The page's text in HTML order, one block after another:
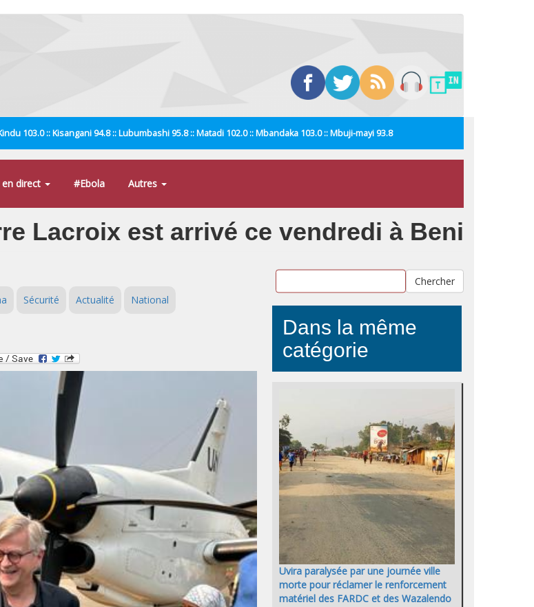
103.0 :: Kisangani 94.8 :: Lubumbashi 95.8 :: Matadi 102.0 :: Mbandaka 103.0 :: Mbuji-mayi 93.8
direct #Ebola Autres
Lacroix est arrivé ce vendredi à Beni
Sécurité Actualité National
Chercher
Dans la même
catégorie
Uvira paralysée par une journée ville
morte pour réclamer le renforcement
matériel des FARDC et des Wazalendo